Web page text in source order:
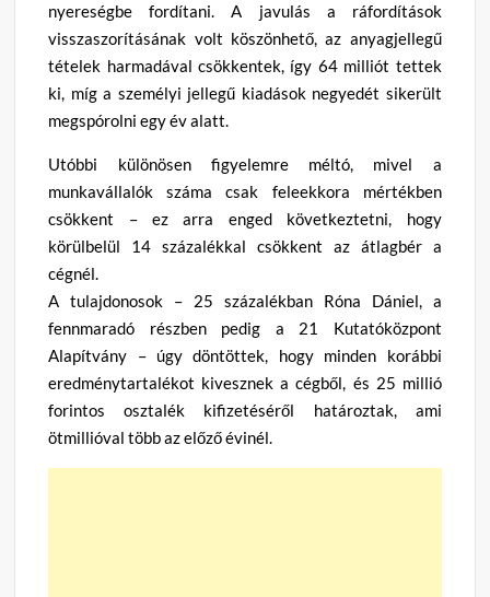
nyereségbe fordítani. A javulás a ráfordítások
visszaszorításának volt köszönhető, az anyagjellegű
tételek harmadával csökkentek, így 64 milliót tettek
ki, míg a személyi jellegű kiadások negyedét sikerült
megspórolni egy év alatt.
Utóbbi különösen figyelemre méltó, mivel a
munkavállalók száma csak feleekkora mértékben
csökkent – ez arra enged következtetni, hogy
körülbelül 14 százalékkal csökkent az átlagbér a
cégnél.
A tulajdonosok – 25 százalékban Róna Dániel, a
fennmaradó részben pedig a 21 Kutatóközpont
Alapítvány – úgy döntöttek, hogy minden korábbi
eredménytartalékot kivesznek a cégből, és 25 millió
forintos osztalék kifizetéséről határoztak, ami
ötmillióval több az előző évinél.